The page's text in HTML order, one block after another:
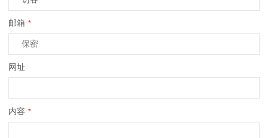
邮箱 *
网址
内容 *